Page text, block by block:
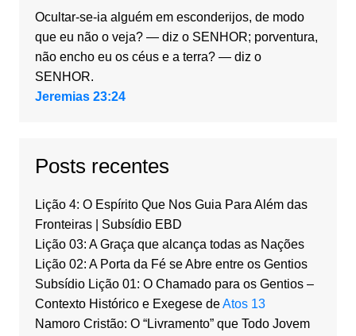
Ocultar-se-ia alguém em esconderijos, de modo
que eu não o veja? — diz o SENHOR; porventura,
não encho eu os céus e a terra? — diz o
SENHOR.
Jeremias 23:24
Posts recentes
Lição 4: O Espírito Que Nos Guia Para Além das
Fronteiras | Subsídio EBD
Lição 03: A Graça que alcança todas as Nações
Lição 02: A Porta da Fé se Abre entre os Gentios
Subsídio Lição 01: O Chamado para os Gentios –
Contexto Histórico e Exegese deAtos 13
Namoro Cristão: O “Livramento” que Todo Jovem